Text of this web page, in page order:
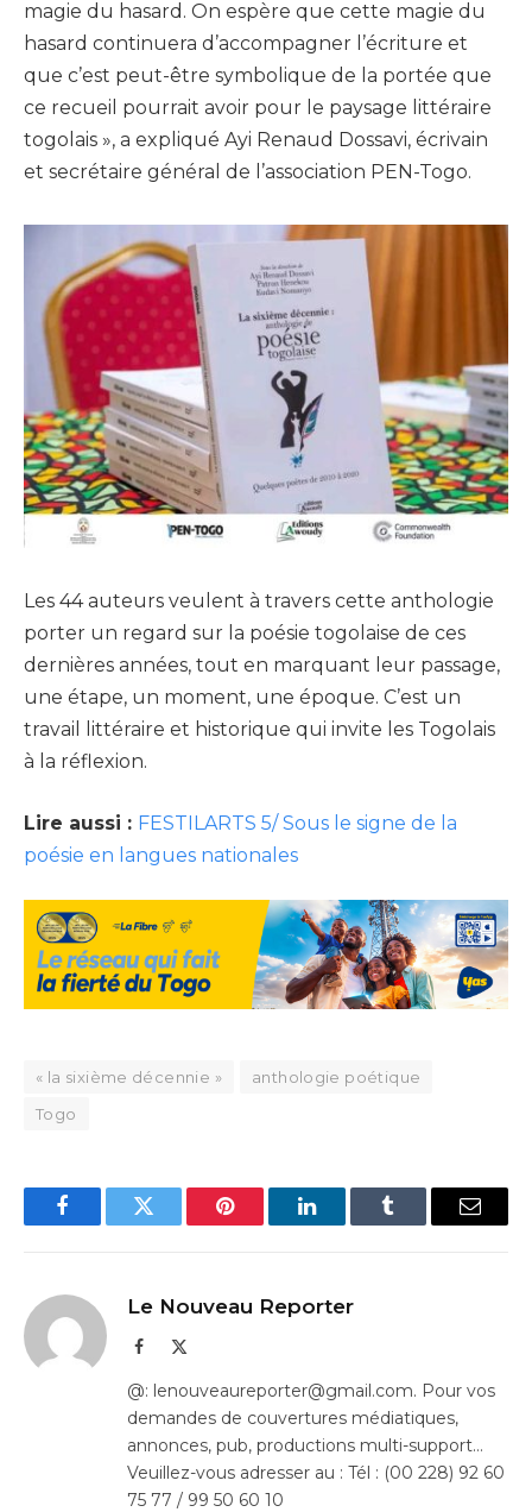
magie du hasard. On espère que cette magie du
hasard continuera d’accompagner l’écriture et
que c’est peut-être symbolique de la portée que
ce recueil pourrait avoir pour le paysage littéraire
togolais », a expliqué Ayi Renaud Dossavi, écrivain
et secrétaire général de l’association PEN-Togo.
Les 44 auteurs veulent à travers cette anthologie
porter un regard sur la poésie togolaise de ces
dernières années, tout en marquant leur passage,
une étape, un moment, une époque. C’est un
travail littéraire et historique qui invite les Togolais
à la réflexion.
Lire aussi : FESTILARTS 5/ Sous le signe de la
poésie en langues nationales
« la sixième décennie »
anthologie poétique
Togo
FacebookTwitter Pinterest LinkedInTumblr Email
Le Nouveau Reporter
Facebook
@: lenouveaureporter@gmail.com. Pour vos
demandes de couvertures médiatiques,
annonces, pub, productions multi-support…
Veuillez-vous adresser au : Tél : (00 228) 92 60
75 77 / 99 50 60 10